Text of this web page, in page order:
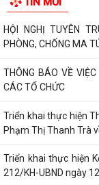
HỘI NGHỊ TUYÊN
PHÒNG, CHỐNG MA
THÔNG BÁO VỀ
CÁC TỔ CHỨC
Triển khai thực hiện
Phạm Thị Thanh Trà
Triển khai thực hiện
212/KH-UBND ngày